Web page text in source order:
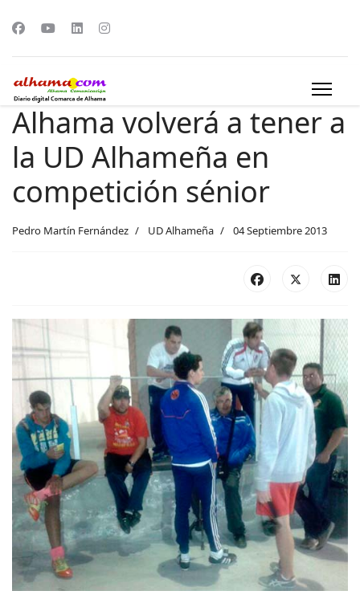
Alhama volverá a tener a
la UD Alhameña en
competición sénior
Pedro Martín Fernández UD Alhameña 04 Septiembre 2013